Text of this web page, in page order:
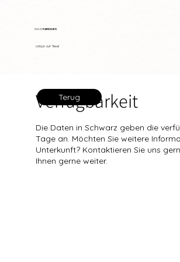
TEXELSEPARELTJES
Urlaub auf Texel
Verfügbarkeit
Die Daten in Schwarz geben die
Tage an. Möchten Sie weitere
Unterkunft? Kontaktieren Sie uns
Ihnen gerne weiter.
Terug